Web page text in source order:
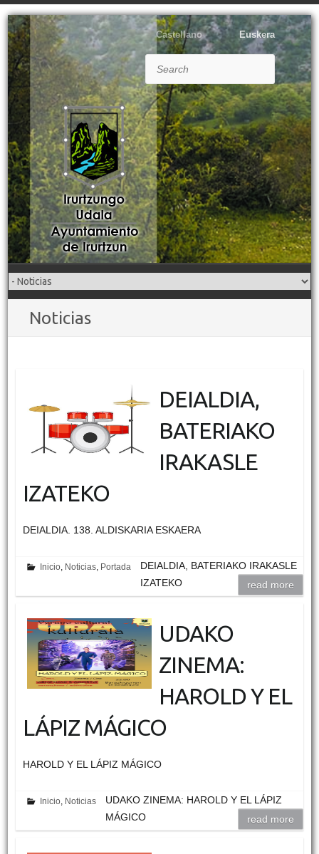
Castellano Euskera
Noticias
DEIALDIA,
BATERIAKO
IRAKASLE
IZATEKO
DEIALDIA. 138. ALDISKARIA ESKAERA
Inicio, Noticias, Portada
DEIALDIA, BATERIAKO IRAKASLE
IZATEKO
read more
UDAKO
ZINEMA:
HAROLD Y EL
LÁPIZ MÁGICO
HAROLD Y EL LÁPIZ MÁGICO
Inicio, Noticias
UDAKO ZINEMA: HAROLD Y EL LÁPIZ
MÁGICO
read more